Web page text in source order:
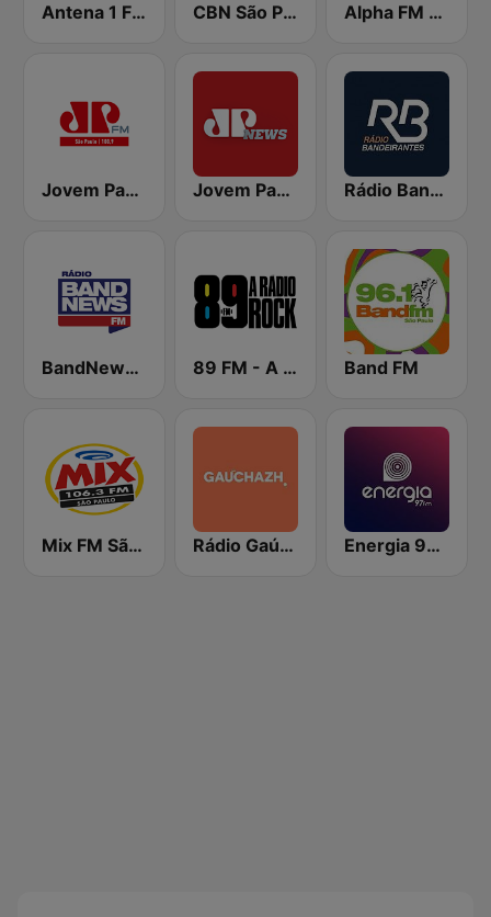
Antena 1 FM CBN São Paulo Alpha FM 101.7
Jovem Pan FM São Paulo Jovem Pan News Rádio Bandeirantes
BandNews FM - 96.9 SP 89 FM - A Rádio Rock Band FM
Mix FM São Paulo Rádio Gaúcha ZH Energia 97 FM